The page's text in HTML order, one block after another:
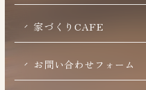
家づくりCAFE
お問い合わせフォーム